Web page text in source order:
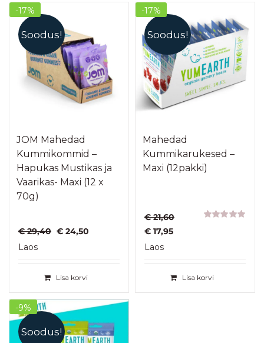
Soodus!
-17%
JOM Mahedad
Kummikommid –
Hapukas Mustikas ja
Vaarikas- Maxi (12 x
70g)
€29,40 Algne
€ 24,50
Laos
Lisa korvi
Soodus!
-17%
Mahedad
Kummikarukesed –
Maxi (12pakki)
€21,60
Algne
hind
€ 17,95Praegune
Laos
Lisa korvi
Soodus!
-9%